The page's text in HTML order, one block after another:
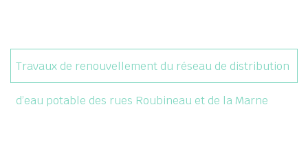
Travaux de renouvellement du réseau de distribution
d’eau potable des rues Roubineau et de la Marne